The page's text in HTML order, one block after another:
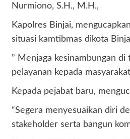
Nurmiono, S.H., M.H.,
Kapolres Binjai,
situasi kamtibmas dikota
” Menjaga kesinambungan
pelayanan kepada
Kepada pejabat baru,
“Segera menyesuaikan diri
stakeholder serta bangun